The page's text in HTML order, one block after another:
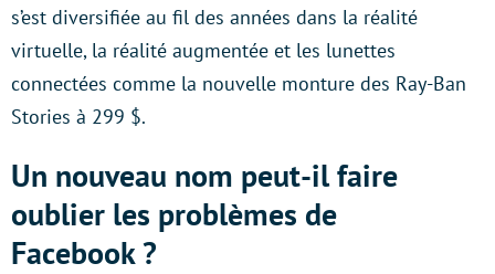
s’est diversifiée au fil des années dans la réalité
virtuelle, la réalité augmentée et les lunettes
connectées comme la nouvelle monture des Ray-Ban
Stories à 299 $.
Un nouveau nom peut-il faire
oublier les problèmes de
Facebook ?